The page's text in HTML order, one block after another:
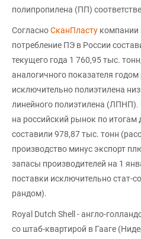
полипропилена (ПП)
СогласноСканПласту компании
потребление ПЭ в России
текущего года 1 760,95 тыс.
аналогичного показателя
исключительно полиэтилена
линейного полиэтилена
на российский рынок по итогам
составили 978,87 тыс. тонн
производство минус экспорт
запасы производителей на 1
поставки исключительно стат-
рандом).
Royal Dutch Shell - англо-
со штаб-квартирой в Гааге